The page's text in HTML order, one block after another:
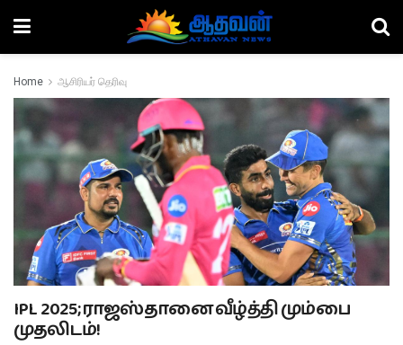
Home ஆசிரியர் தெரிவு
IPL 2025; ராஜஸ்தானை வீழ்த்தி மும்பை
முதலிடம்!